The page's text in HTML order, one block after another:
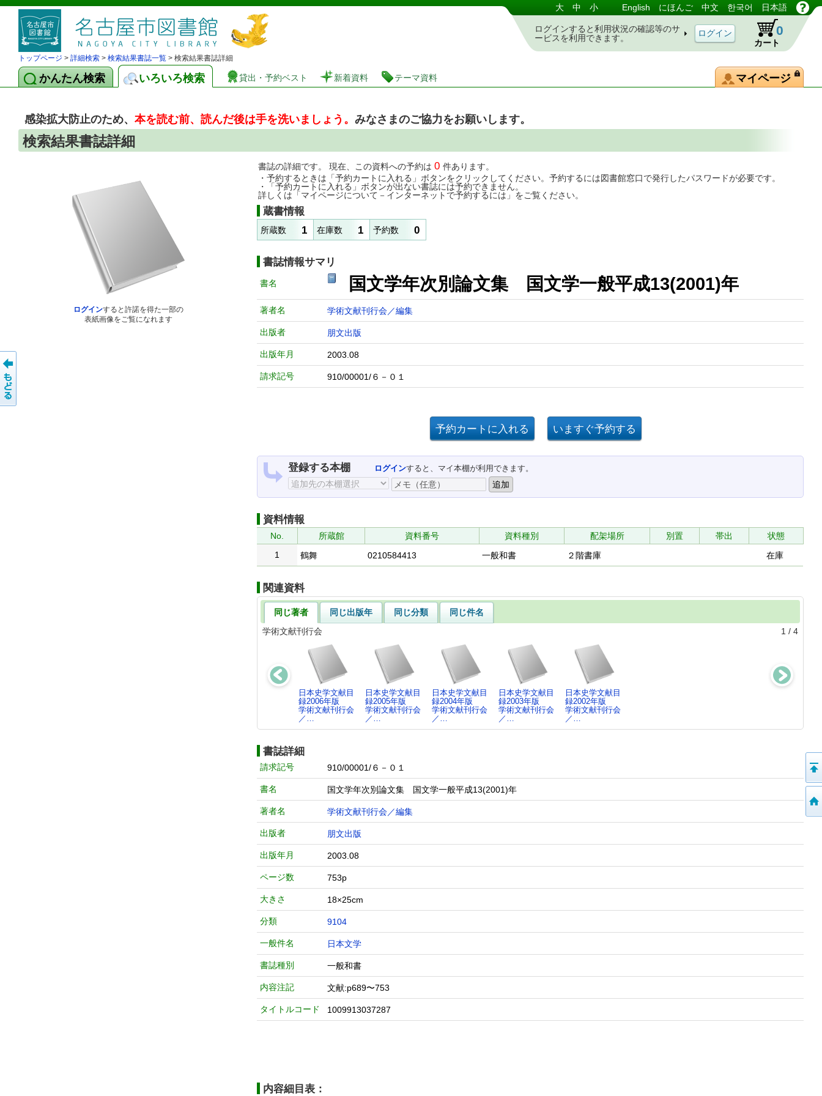
図書館 蔵書検索・予約システム 大 中 小 English にほんご 中文 한국어 日本語
ログインすると利用状況の確認等のサ
ービスを利用できます。
カート
0
トップページ > 詳細検索 > 検索結果書誌一覧 > 検索結果書誌詳細
かんたん検索 いろいろ検索 貸出・予約ベスト 新着資料 テーマ資料 マイページ
感染拡大防止のため、 本を読む前、読んだ後は手を洗いましょう。 みなさまのご協力をお願いします。
検索結果書誌詳細
ログインすると許諾を得た一部の
表紙画像をご覧になれます
書誌の詳細です。 現在、この資料への予約は 0 件あります。
・予約するときは「予約カートに入れる」ボタンをクリックしてください。予約するには図書館窓口で発行したパスワードが必要です。
・「予約カートに入れる」ボタンが出ない書誌には予約できません。
詳しくは「マイページについて－インターネットで予約するには」をご覧ください。
蔵書情報
所蔵数 1 在庫数 1 予約数 0
書誌情報サマリ
書名 国文学年次別論文集 国文学一般平成13(2001)年
著者名 学術文献刊行会／編集
出版者 朋文出版
出版年月 2003.08
請求記号 910/00001/６－０１
登録する本棚 ログインすると、マイ本棚が利用できます。
資料情報
No. 所蔵館 資料番号 資料種別 配架場所 別置 帯出
状態
1
鶴舞 0210584413 一般和書 ２階書庫 在庫
関連資料
同じ著者 同じ出版年 同じ分類
同じ件名
学術文献刊行会
1 / 4
日本史学文献目
録2006年版
学術文献刊行会
／…
日本史学文献目
録2005年版
学術文献刊行会
／…
日本史学文献目
録2004年版
学術文献刊行会
／…
日本史学文献目
録2003年版
学術文献刊行会
／…
日本史学文献目
録2002年版
学術文献刊行会
／…
書誌詳細
請求記号 910/00001/６－０１
書名 国文学年次別論文集 国文学一般平成13(2001)年
著者名 学術文献刊行会／編集
出版者 朋文出版
出版年月 2003.08
ページ数 753p
大きさ 18×25cm
分類 9104
一般件名 日本文学
書誌種別 一般和書
内容注記 文献:p689〜753
タイトルコード 1009913037287
内容細目表：